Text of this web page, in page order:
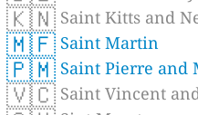
🇰🇳 Saint Kitts and
🇲🇫 Saint Martin
🇵🇲 Saint Pierre and
🇻🇨 Saint Vincent